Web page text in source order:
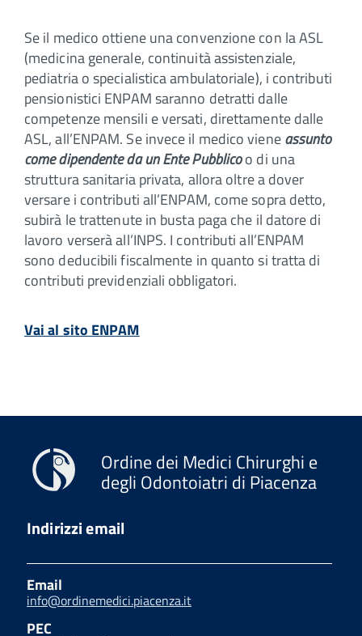
Se il medico ottiene una convenzione con la ASL
(medicina generale, continuità assistenziale,
pediatria o specialistica ambulatoriale), i contributi
pensionistici ENPAM saranno detratti dalle
competenze mensili e versati, direttamente dalle
ASL, all’ENPAM. Se invece il medico vieneassunto
come dipendente da un Ente Pubblicoo di una
struttura sanitaria privata, allora oltre a dover
versare i contributi all’ENPAM, come sopra detto,
subirà le trattenute in busta paga che il datore di
lavoro verserà all’INPS. I contributi all’ENPAM
sono deducibili fiscalmente in quanto si tratta di
contributi previdenziali obbligatori.
Vai al sito ENPAM
Ordine dei Medici Chirurghi e
degli Odontoiatri di Piacenza
Indirizzi email
Email
info@ordinemedici.piacenza.it
PEC